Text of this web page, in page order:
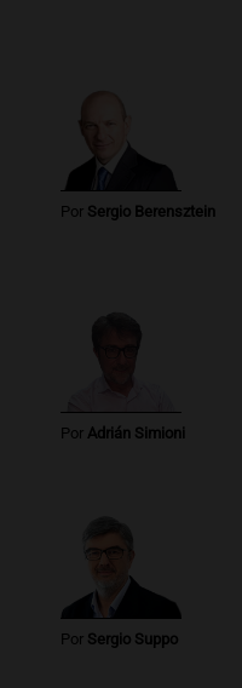
Por Sergio Berensztein
Por Adrián Simioni
Por Sergio Suppo